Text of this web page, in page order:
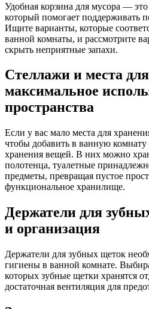
Удобная корзина для мусора —
который помогает поддерживать
Ищите варианты, которые
ванной комнаты, и рассмотрите
скрыть неприятные запахи.
Стеллажи и места
максимальное
пространства
Если у вас мало места для
чтобы добавить в ванную комнату
хранения вещей. В них можно
полотенца, туалетные
предметы, превращая пустое
функциональное хранилище.
Держатели для
и организация
Держатели для зубных щеток
гигиены в ванной комнате.
которых зубные щетки хранятся
достаточная вентиляция для